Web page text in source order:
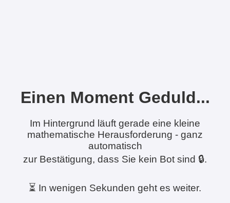
Einen Moment Geduld...
Im Hintergrund läuft gerade eine kleine
mathematische Herausforderung - ganz
automatisch
zur Bestätigung, dass Sie kein Bot sind 🔒.
⏳ In wenigen Sekunden geht es weiter.